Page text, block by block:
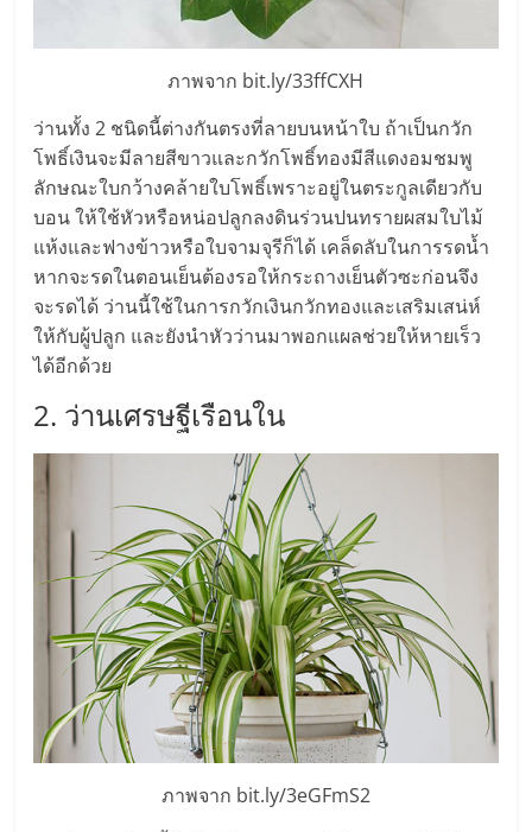
รน
ไชส์
แฟ
รน
ไชส์
ขาย
หน้า
บ้าน
ลงทุน
น้อย
ภาพจาก bit.ly/33ffCXH
ว่านทั้ง 2 ชนิดนี้ต่างกันตรงที่ลายบนหน้าใบ ถ้าเป็นกวัก
โพธิ์เงินจะมีลายสีขาวและกวักโพธิ์ทองมีสีแดงอมชมพู
ลักษณะใบกว้างคล้ายใบโพธิ์เพราะอยู่ในตระกูลเดียวกับ
บอน ให้ใช้หัวหรือหน่อปลูกลงดินร่วนปนทรายผสมใบไม้
แห้งและฟางข้าวหรือใบจามจุรีก็ได้ เคล็ดลับในการรดน้ำ
หากจะรดในตอนเย็นต้องรอให้กระถางเย็นตัวซะก่อนจึง
จะรดได้ ว่านนี้ใช้ในการกวักเงินกวักทองและเสริมเสน่ห์
ให้กับผู้ปลูก และยังนำหัวว่านมาพอกแผลช่วยให้หายเร็ว
ได้อีกด้วย
2. ว่านเศรษฐีเรือนใน
ภาพจาก bit.ly/3eGFmS2